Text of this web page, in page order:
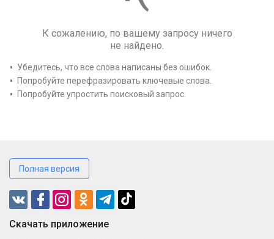
К сожалению, по вашему запросу ничего
не найдено.
Убедитесь, что все слова написаны без ошибок.
Попробуйте перефразировать ключевые слова.
Попробуйте упростить поисковый запрос.
Полная версия
Cкачать приложение